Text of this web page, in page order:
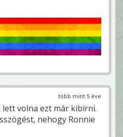
több mint 5 éve
lett volna ezt már kibírni.
nehogy Ronnie